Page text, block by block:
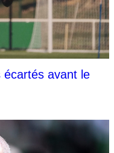
écartés avant le